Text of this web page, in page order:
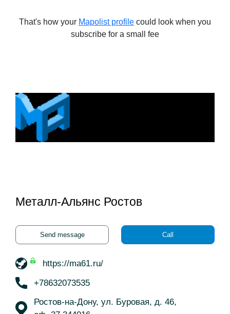
That's how your Mapolist profile could look when you
subscribe for a small fee
Металл-Альянс Ростов
Send message Call
https://ma61.ru/
+78632073535
Ростов-на-Дону, ул. Буровая, д. 46,